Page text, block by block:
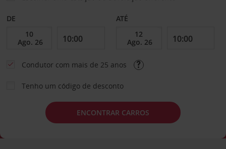
DE ATÉ
Condutor com mais de 25 anos
Tenho um código de desconto
ENCONTRAR CARROS